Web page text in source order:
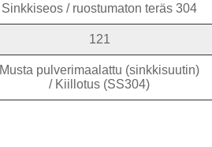
Sinkkiseos / ruostumaton teräs 304
121
Musta pulverimaalattu (sinkkisuutin)
/ Kiillotus (SS304)